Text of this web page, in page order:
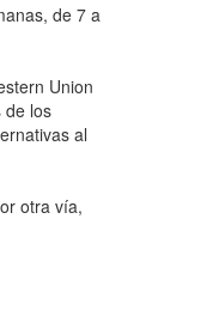
de 7 a
Union
de los
al
otra vía,